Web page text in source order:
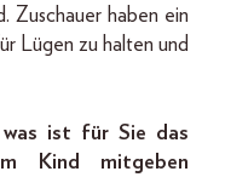
Zuschauer haben ein
Lügen zu halten und
was ist für Sie das
Kind mitgeben